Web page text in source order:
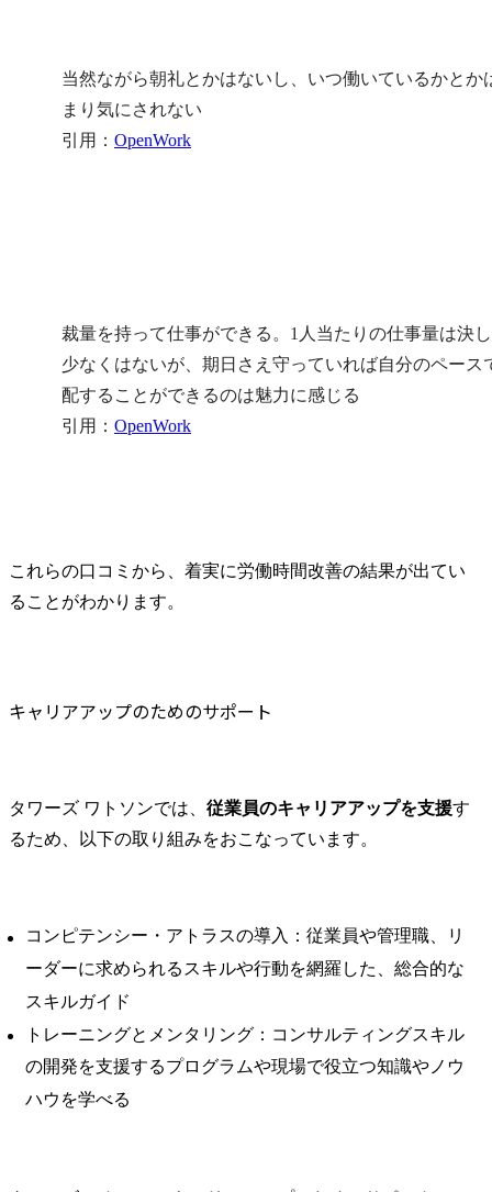
当然ながら朝礼とかはないし、いつ働いているかとか
まり気にされない
引用： OpenWork
裁量を持って仕事ができる。1人当たりの仕事量は決
少なくはないが、期日さえ守っていれば自分のペース
配することができるのは魅力に感じる
引用： OpenWork
これらの口コミから、着実に労働時間改善の結果が出てい
ることがわかります。
キャリアアップのためのサポート
タワーズ ワトソンでは、 従業員のキャリアアップを支援す
るため、以下の取り組みをおこなっています。
コンピテンシー・アトラスの導入：従業員や管理職、リ
ーダーに求められるスキルや行動を網羅した、総合的な
スキルガイド
トレーニングとメンタリング：コンサルティングスキル
の開発を支援するプログラムや現場で役立つ知識やノウ
ハウを学べる